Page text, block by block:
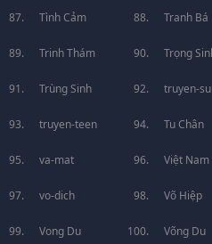
Tình Cảm Tranh Bá
Trinh Thám Trọng
Trùng Sinh truyen-
truyen-teen Tu Chân
va-mat Việt Nam
vo-dich Võ Hiệp
Vong Du Võng Du